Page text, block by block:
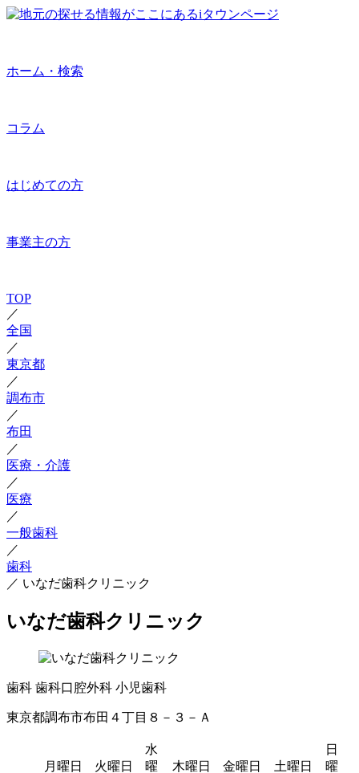
ホーム・検索
コラム
はじめての方
事業主の方
TOP
／
全国
／
東京都
／
調布市
／
布田
／
医療・介護
／
医療
／
一般歯科
／
歯科
／ いなだ歯科クリニック
いなだ歯科クリニック
歯科 歯科口腔外科 小児歯科
東京都調布市布田４丁目８－３－Ａ
月曜日 火曜日
水
曜
木曜日 金曜日 土曜日
日
曜